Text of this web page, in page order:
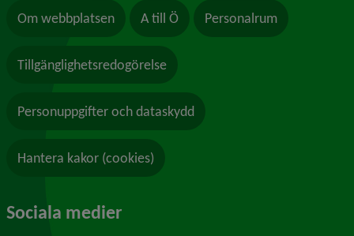
Om webbplatsen A till Ö Personalrum
Tillgänglighetsredogörelse
Personuppgifter och dataskydd
Hantera kakor (cookies)
Sociala medier